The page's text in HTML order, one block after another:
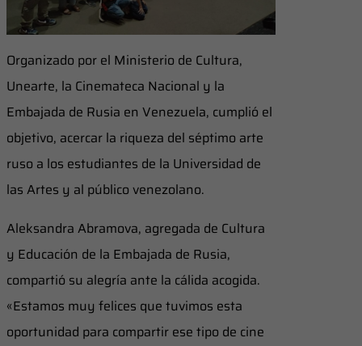
​Organizado por el Ministerio de Cultura,
Unearte, la Cinemateca Nacional y la
Embajada de Rusia en Venezuela, cumplió el
objetivo, acercar la riqueza del séptimo arte
ruso a los estudiantes de la Universidad de
las Artes y al público venezolano.
​Aleksandra Abramova, agregada de Cultura
y Educación de la Embajada de Rusia,
compartió su alegría ante la cálida acogida.
«Estamos muy felices que tuvimos esta
oportunidad para compartir ese tipo de cine